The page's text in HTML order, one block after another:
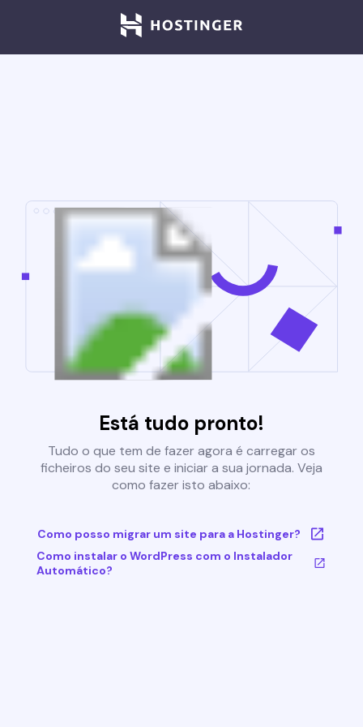
Está tudo pronto!
Tudo o que tem de fazer agora é carregar os
ficheiros do seu site e iniciar a sua jornada. Veja
como fazer isto abaixo:
Como posso migrar um site para a Hostinger?
Como instalar o WordPress com o Instalador
Automático?